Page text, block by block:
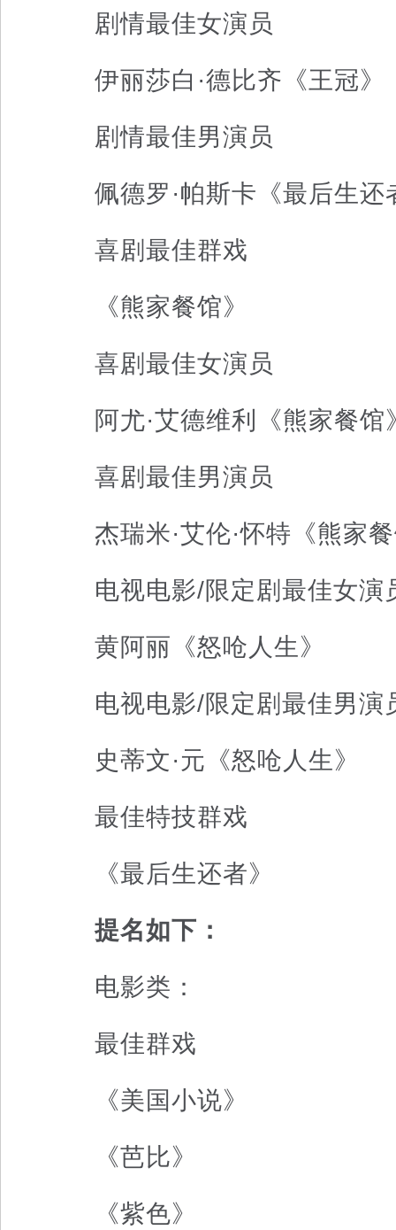
剧情最佳女演员
伊丽莎白·德比齐《王冠》
剧情最佳男演员
佩德罗·帕斯卡《最后生还
喜剧最佳群戏
《熊家餐馆》
喜剧最佳女演员
阿尤·艾德维利《熊家餐馆
喜剧最佳男演员
杰瑞米·艾伦·怀特《熊家
电视电影/限定剧最佳女演
黄阿丽《怒呛人生》
电视电影/限定剧最佳男演
史蒂文·元《怒呛人生》
最佳特技群戏
《最后生还者》
提名如下：
电影类：
最佳群戏
《美国小说》
《芭比》
《紫色》